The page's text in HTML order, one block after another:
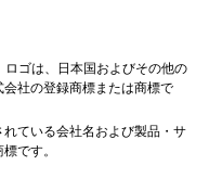
ゴは、日本国およびその他の
社の登録商標または商標で
ている会社名および製品・サ
です。